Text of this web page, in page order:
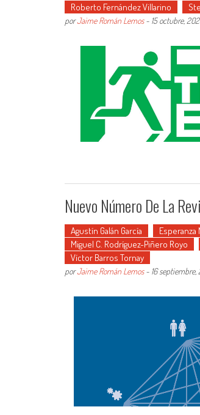
Roberto Fernández Villarino
porJaime Román Lemos- 15 octubre,
Nuevo Número De La
Agustín Galán García Esperanza
Miguel C. Rodríguez-Piñero Royo
Víctor Barros Tornay
porJaime Román Lemos- 16 septiembre,